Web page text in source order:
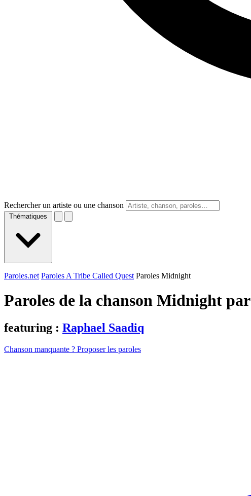
Rechercher un artiste ou une chanson
Thématiques
Paroles.net Paroles A Tribe Called Quest Paroles Midnight
Paroles de la chanson Midnight par
featuring : Raphael Saadiq
Chanson manquante ? Proposer les paroles